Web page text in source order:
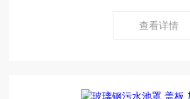
查看详情